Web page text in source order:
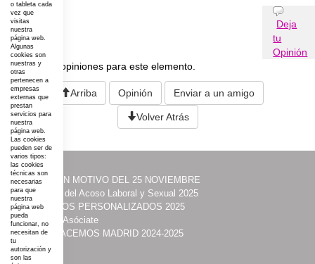
Opiniones
Deja
tu
Opinión
No existen opiniones para este elemento.
Arriba Opinión Enviar a un amigo
Volver Atrás
·ACTOS CON MOTIVO DEL 25 NOVIEMBRE
·Prevención del Acoso Laboral y Sexual 2025
·ITINERARIOS PERSONALIZADOS 2025
·Contacta y Asóciate
·UNIDAS HACEMOS MADRID 2024-2025
·Acción
·Programas
o tableta cada
vez que
visitas
nuestra
página web.
Algunas
cookies son
nuestras y
otras
pertenecen a
empresas
externas que
prestan
servicios para
nuestra
página web.
Las cookies
pueden ser de
varios tipos:
las cookies
técnicas son
necesarias
para que
nuestra
página web
pueda
funcionar, no
necesitan de
tu
autorización y
son las